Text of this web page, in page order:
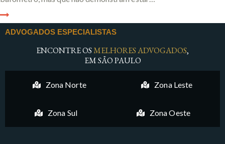
ADVOGADOS ESPECIALISTAS
ENCONTRE OSMELHORES ADVOGADOS,
EM SÃO PAULO
Zona Norte Zona Leste
Zona Sul Zona Oeste